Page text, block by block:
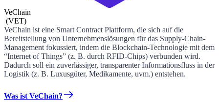
VeChain
(VET)
VeChain ist eine Smart Contract Plattform, die sich auf die
Bereitstellung von Unternehmenslösungen für das Supply-Chain-
Management fokussiert, indem die Blockchain-Technologie mit dem
“Internet of Things” (z. B. durch RFID-Chips) verbunden wird.
Dadurch soll ein zuverlässiger, transparenter Informationsfluss in der
Logistik (z. B. Luxusgüter, Medikamente, uvm.) entstehen.
Was ist VeChain?